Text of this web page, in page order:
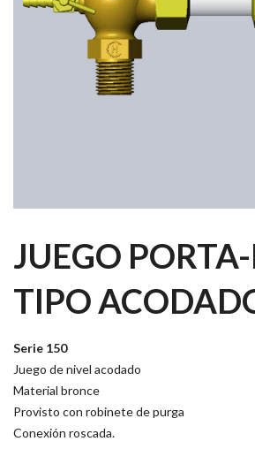
JUEGO
TIPO
Serie 150
Juego de nivel acodado
Material bronce
Provisto con robinete de purga
Conexión roscada.